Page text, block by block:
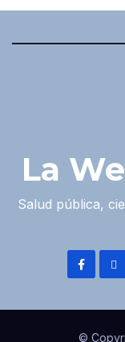
La
Salud pública,
©